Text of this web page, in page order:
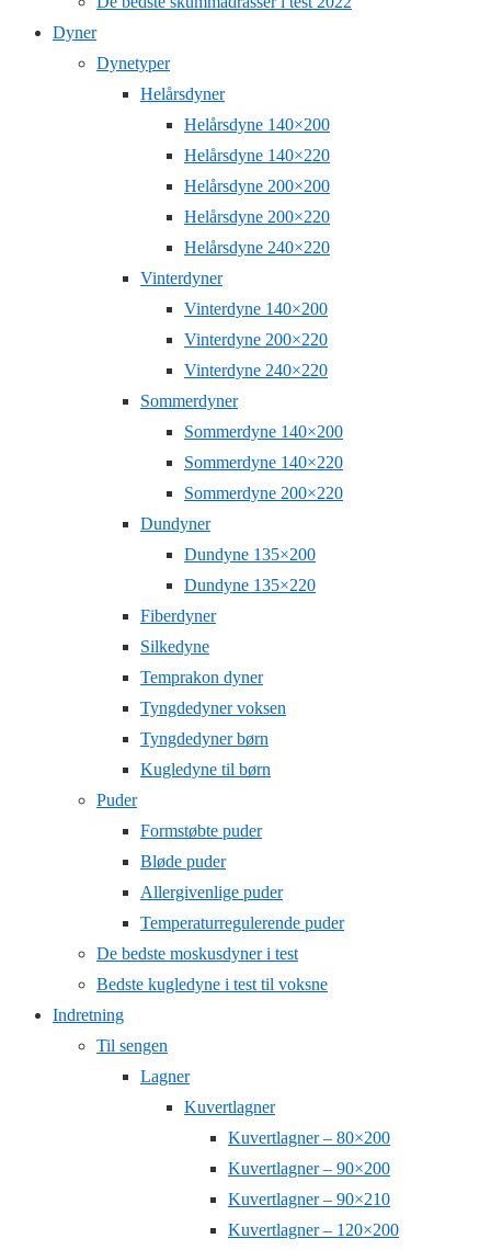
Dyner
Dynetyper
Helårsdyner
Helårsdyne 140×200
Helårsdyne 140×220
Helårsdyne 200×200
Helårsdyne 200×220
Helårsdyne 240×220
Vinterdyner
Vinterdyne 140×200
Vinterdyne 200×220
Vinterdyne 240×220
Sommerdyner
Sommerdyne 140×200
Sommerdyne 140×220
Sommerdyne 200×220
Dundyner
Dundyne 135×200
Dundyne 135×220
Fiberdyner
Silkedyne
Temprakon dyner
Tyngdedyner voksen
Tyngdedyner børn
Kugledyne til børn
Puder
Formstøbte puder
Bløde puder
Allergivenlige puder
Temperaturregulerende puder
De bedste moskusdyner i test
Bedste kugledyne i test til voksne
Indretning
Til sengen
Lagner
Kuvertlagner
Kuvertlagner – 80×200
Kuvertlagner – 90×200
Kuvertlagner – 90×210
Kuvertlagner – 120×200